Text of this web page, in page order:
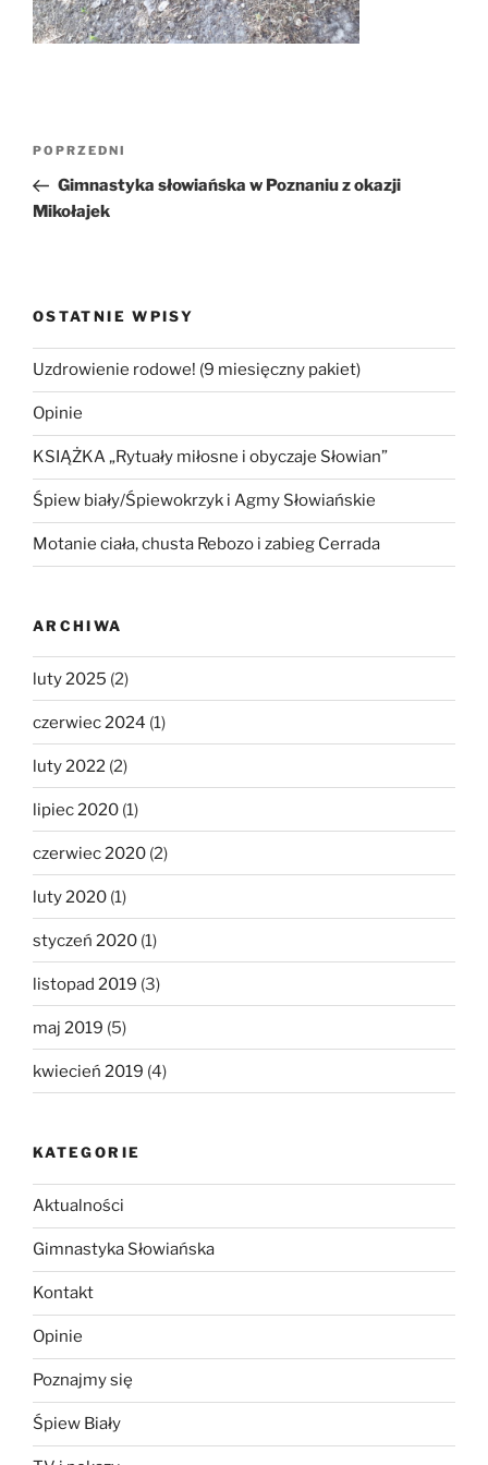
Nawigacja
Poprzedni
wpis
POPRZEDNI
Gimnastyka słowiańska w Poznaniu z okazji
Mikołajek
OSTATNIE WPISY
Uzdrowienie rodowe! (9 miesięczny pakiet)
Opinie
KSIĄŻKA „Rytuały miłosne i obyczaje Słowian”
Śpiew biały/Śpiewokrzyk i Agmy Słowiańskie
Motanie ciała, chusta Rebozo i zabieg Cerrada
ARCHIWA
luty 2025 (2)
czerwiec 2024 (1)
luty 2022 (2)
lipiec 2020 (1)
czerwiec 2020 (2)
luty 2020 (1)
styczeń 2020 (1)
listopad 2019 (3)
maj 2019 (5)
kwiecień 2019 (4)
KATEGORIE
Aktualności
Gimnastyka Słowiańska
Kontakt
Opinie
Poznajmy się
Śpiew Biały